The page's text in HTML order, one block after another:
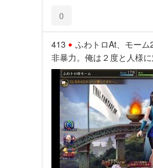
0
413 ふわトロAt、モーム
非暴力。俺は２度と人様